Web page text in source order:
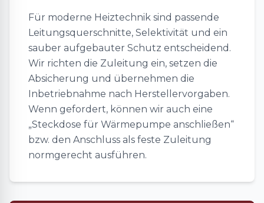
Für moderne Heiztechnik sind passende
Leitungsquerschnitte, Selektivität und ein
sauber aufgebauter Schutz entscheidend.
Wir richten die Zuleitung ein, setzen die
Absicherung und übernehmen die
Inbetriebnahme nach Herstellervorgaben.
Wenn gefordert, können wir auch eine
„Steckdose für Wärmepumpe anschließen“
bzw. den Anschluss als feste Zuleitung
normgerecht ausführen.